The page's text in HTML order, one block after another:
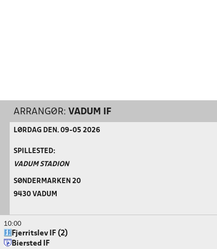
ARRANGØR: VADUM IF
LØRDAG DEN. 09-05 2026
SPILLESTED:
VADUM STADION
SØNDERMARKEN 20
9430 VADUM
10:00
Fjerritslev IF (2)
Biersted IF